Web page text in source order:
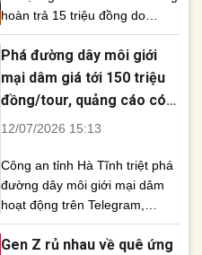
hoàn trả 15 triệu đồng do
người khác chuyển khoản
nhầm. Công an khuyến cáo
không chiếm giữ tài sản
chuyển nhầm. Một người đàn
quan công an bắt tạm giam
Phá đường dây môi giới
mại dâm giá tới 150 triệu
đồng/tour, quảng cáo có
hoa hậu, idol TikTok
12/07/2026 15:13
Công an tỉnh Hà Tĩnh triệt phá
đường dây môi giới mại dâm
hoạt động trên Telegram,
quảng cáo có hoa hậu, idol
TikTok với giá lên tới 150 triệu
Gen Z rủ nhau về quê ứng